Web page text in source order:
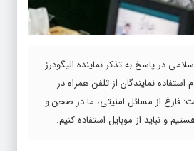
در پاسخ به تذکر نماینده الیگودرز
نمایندگان از تلفن همراه در
از مسائل امنیتی، ما در صحن و
و نباید از موبایل استفاده کنیم.